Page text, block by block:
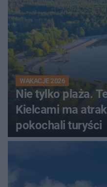
WAKACJE 2026
Nie tylko plaża.
Kielcami ma
pokochali turyści